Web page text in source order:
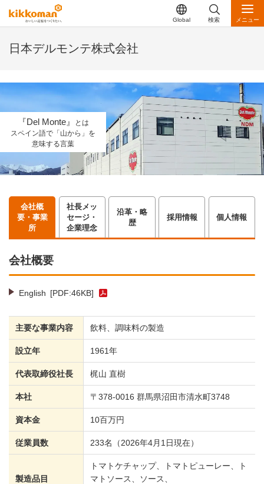
Global 検索 メニュー
日本デルモンテ株式会社
『Del Monte』
とは
スペイン語で「山から」を
意味する言葉
会社概
要・事業
所
社長メッ
セージ・
企業理念
沿革・略
歴
採用情報 個人情報
会社概要
English [PDF:46KB]
主要な事業内容 飲料、調味料の製造
設立年 1961年
代表取締役社長 梶山 直樹
本社 〒378-0016 群馬県沼田市清水町3748
資本金 10百万円
従業員数 233名（2026年4月1日現在）
製造品目
トマトケチャップ、トマトピューレー、ト
マトソース、ソース、